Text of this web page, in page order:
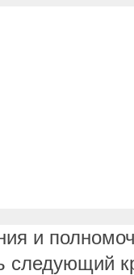
и
следующий